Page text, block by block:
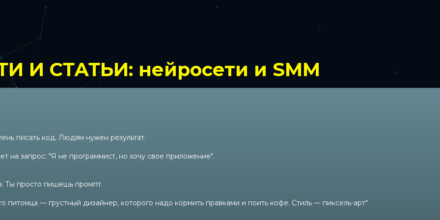
И СТАТЬИ: нейросети и SMM
писать код. Людям нужен результат.
на запрос: "Я не программист, но хочу свое приложение".
Ты просто пишешь промпт.
питомца — грустный дизайнер, которого надо кормить правками и поить кофе. Стиль — пиксель-арт".